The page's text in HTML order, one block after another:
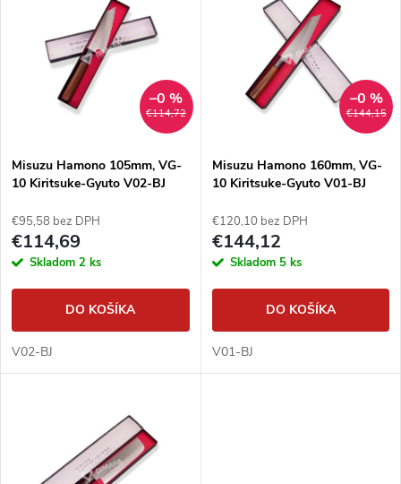
e
p
r
d
s
p
r
o
d
u
€114,72
–0 %
Misuzu Hamono 105mm, VG-
10 Kiritsuke-Gyuto V02-BJ
€95,58 bez DPH
€114,69
Skladom 2 ks
DO KOŠÍKA
V02-BJ
€144,15
–0 %
Misuzu Hamono 160mm, VG-
10 Kiritsuke-Gyuto V01-BJ
€120,10 bez DPH
€144,12
Skladom 5 ks
DO KOŠÍKA
V01-BJ